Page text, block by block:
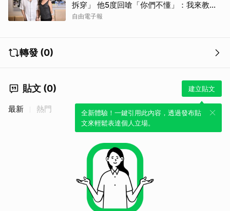
拆穿」 他5度回嗆「你們不懂」：我來教育
你們
自由電子報
轉發 (0)
貼文 (0) 建立貼文
全新體驗！一鍵引用此內容，透過發布貼
文來輕鬆表達個人立場。
最新 熱門